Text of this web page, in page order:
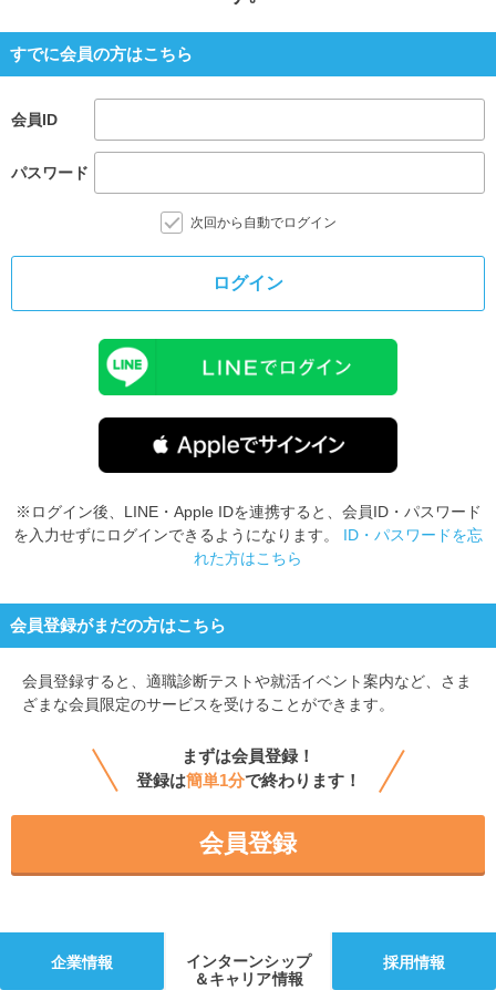
すでに会員の方はこちら
会員ID
パスワード
次回から自動でログイン
ログイン
※ログイン後、LINE・Apple IDを連携すると、会員ID・パスワード
を入力せずにログインできるようになります。 ID・パスワードを忘
れた方はこちら
会員登録がまだの方はこちら
会員登録すると、 適職診断テストや就活イベント案内など、さま
ざまな会員限定のサービスを受けることができます。
まずは会員登録！
登録は簡単1分で終わります！
会員登録
企業情報
インターンシップ
＆キャリア情報
採用情報